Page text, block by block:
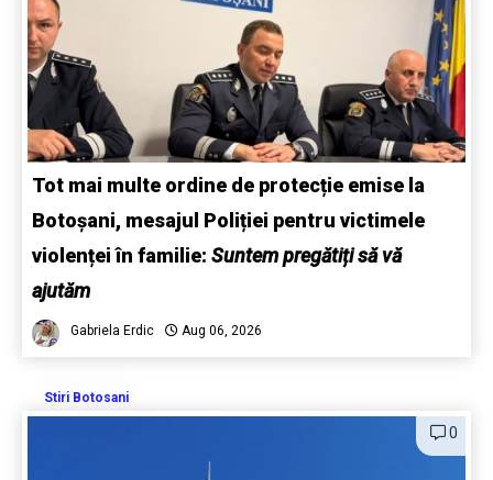
Tot mai multe ordine de protecție emise la
Botoșani, mesajul Poliției pentru victimele
violenței în familie: Suntem pregătiți să vă
ajutăm
Gabriela Erdic Aug 06, 2026
Stiri Botosani
0